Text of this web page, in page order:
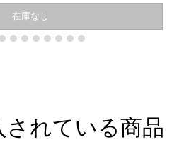
在庫なし
されている商品